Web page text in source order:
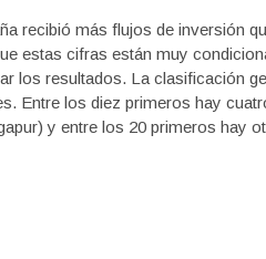
recibió más flujos de inversión
estas cifras están muy
los resultados. La clasificación
Entre los diez primeros hay
y entre los 20 primeros hay